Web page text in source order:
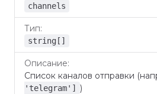
channels
string[]
Список каналов отправки
'telegram']
)